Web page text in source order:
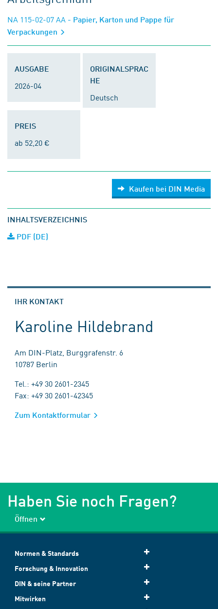
NA 115-02-07 AA - Papier, Karton und Pappe für
Verpackungen
AUSGABE
2026-04
ORIGINALSPRAC
HE
Deutsch
PREIS
ab 52,20 €
Kaufen bei DIN Media
INHALTSVERZEICHNIS
PDF (DE)
IHR KONTAKT
Karoline Hildebrand
Am DIN-Platz, Burggrafenstr. 6
10787 Berlin
Tel.: +49 30 2601-2345
Fax: +49 30 2601-42345
Zum Kontaktformular
Haben Sie noch Fragen?
Öffnen
Normen & Standards
Forschung & Innovation
DIN & seine Partner
Mitwirken